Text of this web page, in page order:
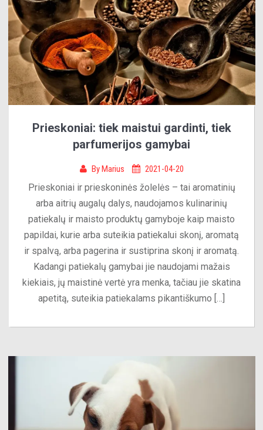
Prieskoniai: tiek maistui gardinti, tiek
parfumerijos gamybai
ByMarius 2021-04-20
Prieskoniai ir prieskoninės žolelės – tai aromatinių
arba aitrių augalų dalys, naudojamos kulinarinių
patiekalų ir maisto produktų gamyboje kaip maisto
papildai, kurie arba suteikia patiekalui skonį, aromatą
ir spalvą, arba pagerina ir sustiprina skonį ir aromatą.
Kadangi patiekalų gamybai jie naudojami mažais
kiekiais, jų maistinė vertė yra menka, tačiau jie skatina
apetitą, suteikia patiekalams pikantiškumo […]